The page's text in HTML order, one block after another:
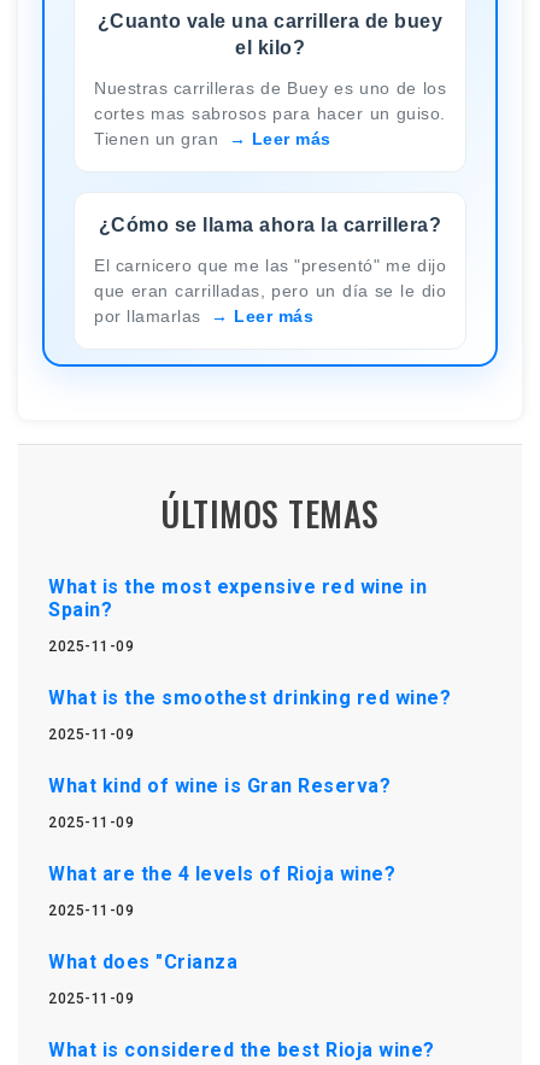
¿Cuanto vale una carrillera de buey
el kilo?
Nuestras carrilleras de Buey es uno de los
cortes mas sabrosos para hacer un guiso.
Tienen un gran
Leer más
¿Cómo se llama ahora la carrillera?
El carnicero que me las "presentó" me dijo
que eran carrilladas, pero un día se le dio
por llamarlas
Leer más
ÚLTIMOS TEMAS
What is the most expensive red wine in
Spain?
2025-11-09
What is the smoothest drinking red wine?
2025-11-09
What kind of wine is Gran Reserva?
2025-11-09
What are the 4 levels of Rioja wine?
2025-11-09
What does "Crianza
2025-11-09
What is considered the best Rioja wine?